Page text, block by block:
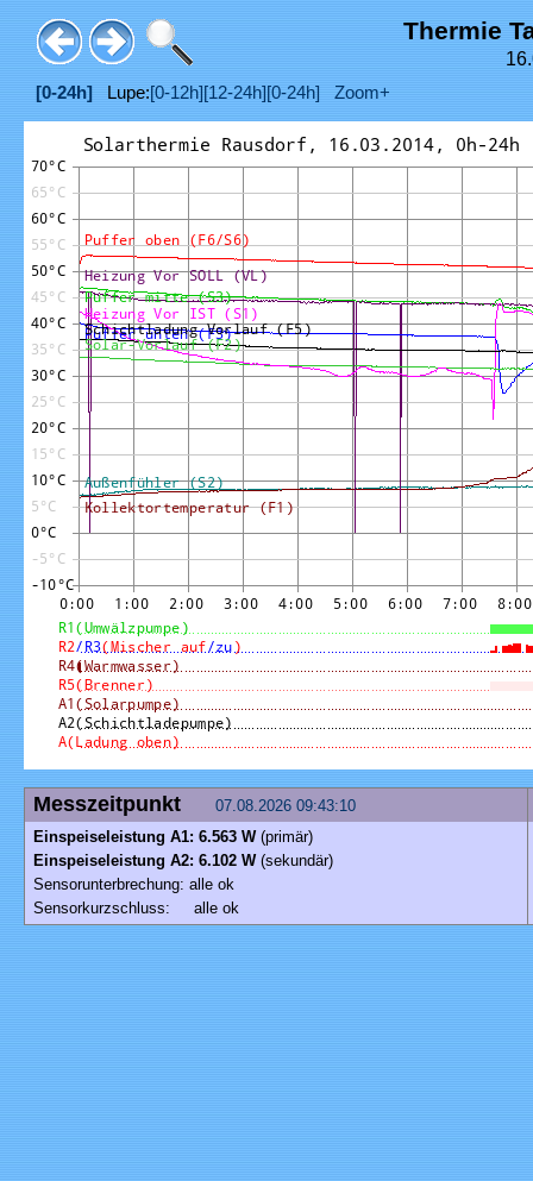
Thermie
16.
[0-24h] Lupe:[0-12h] [12-24h] [0-24h] Zoom+
Messzeitpunkt
07.08.2026 09:43:10
Einspeiseleistung A1: 6.563 W (primär)
Einspeiseleistung A2: 6.102 W(sekundär)
Sensorunterbrechung: alle ok
Sensorkurzschluss: alle ok